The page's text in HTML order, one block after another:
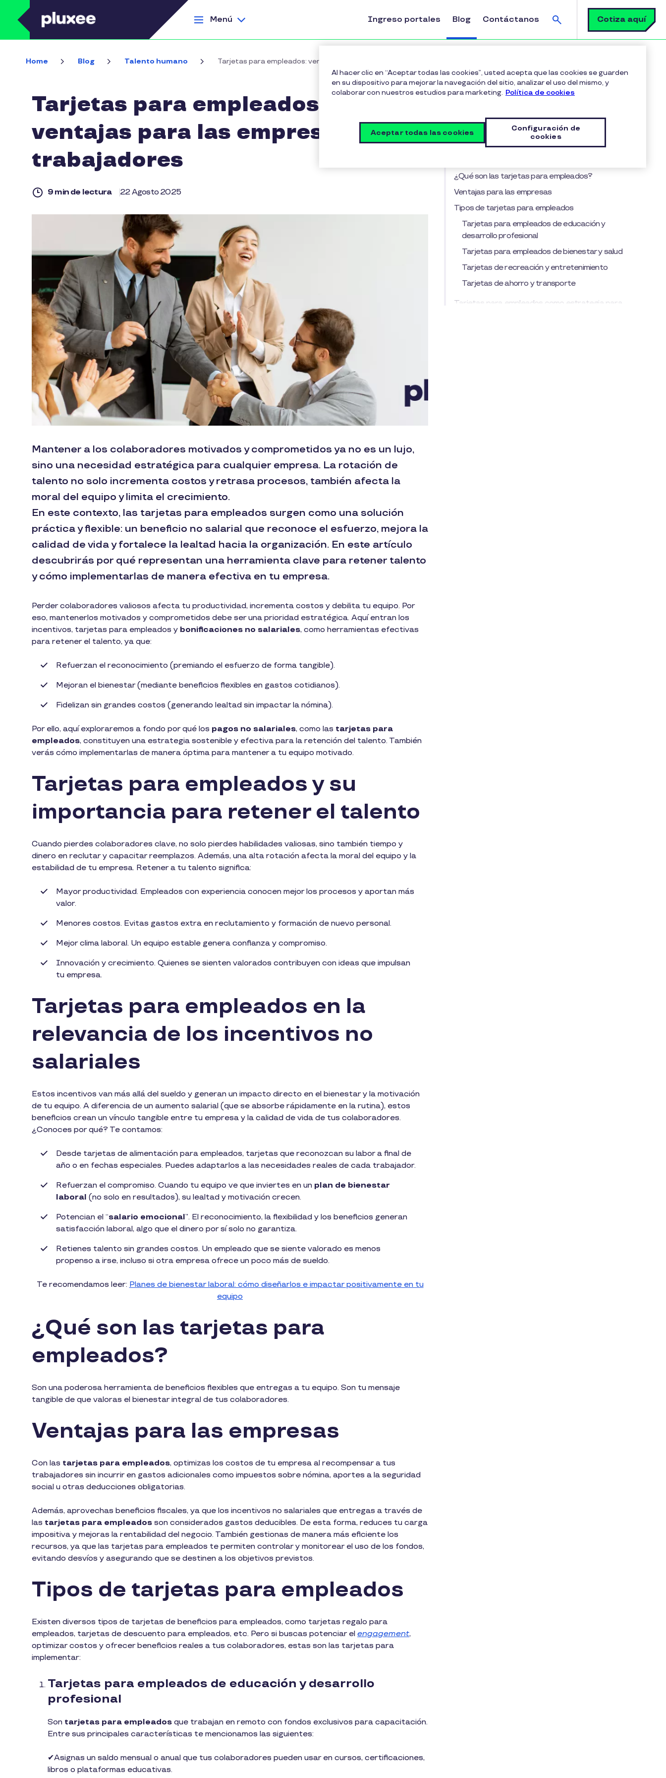
Pasar al contenido principal
Menú
Ingreso portales Blog Contáctanos
Buscar
Cotiza aquí
Home Blog Talento humano Tarjetas para empleados: ventajas para las empresas y trabajadores
Tarjetas para empleados:
ventajas para las empresas y
trabajadores
9 min de lectura 22 Agosto 2025
Mantener a los colaboradores motivados y comprometidos ya no es un lujo,
sino una necesidad estratégica para cualquier empresa. La rotación de
talento no solo incrementa costos y retrasa procesos, también afecta la
moral del equipo y limita el crecimiento.
En este contexto, las tarjetas para empleados surgen como una solución
práctica y flexible: un beneficio no salarial que reconoce el esfuerzo, mejora la
calidad de vida y fortalece la lealtad hacia la organización. En este artículo
descubrirás por qué representan una herramienta clave para retener talento
y cómo implementarlas de manera efectiva en tu empresa.
Perder colaboradores valiosos afecta tu productividad, incrementa costos y debilita tu equipo. Por
eso, mantenerlos motivados y comprometidos debe ser una prioridad estratégica. Aquí entran los
incentivos, tarjetas para empleados y bonificaciones no salariales, como herramientas efectivas
para retener el talento, ya que:
Refuerzan el reconocimiento (premiando el esfuerzo de forma tangible).
Mejoran el bienestar (mediante beneficios flexibles en gastos cotidianos).
Fidelizan sin grandes costos (generando lealtad sin impactar la nómina).
Por ello, aquí exploraremos a fondo por qué los pagos no salariales, como las tarjetas para
empleados, constituyen una estrategia sostenible y efectiva para la retención del talento. También
verás cómo implementarlas de manera óptima para mantener a tu equipo motivado.
Tarjetas para empleados y su
importancia para retener el talento
Cuando pierdes colaboradores clave, no solo pierdes habilidades valiosas, sino también tiempo y
dinero en reclutar y capacitar reemplazos. Además, una alta rotación afecta la moral del equipo y la
estabilidad de tu empresa. Retener a tu talento significa:
Mayor productividad. Empleados con experiencia conocen mejor los procesos y aportan más
valor.
Menores costos. Evitas gastos extra en reclutamiento y formación de nuevo personal.
Mejor clima laboral. Un equipo estable genera confianza y compromiso.
Innovación y crecimiento. Quienes se sienten valorados contribuyen con ideas que impulsan
tu empresa.
Tarjetas para empleados en la
relevancia de los incentivos no
salariales
Estos incentivos van más allá del sueldo y generan un impacto directo en el bienestar y la motivación
de tu equipo. A diferencia de un aumento salarial (que se absorbe rápidamente en la rutina), estos
beneficios crean un vínculo tangible entre tu empresa y la calidad de vida de tus colaboradores.
¿Conoces por qué? Te contamos:
Desde tarjetas de alimentación para empleados, tarjetas que reconozcan su labor a final de
año o en fechas especiales. Puedes adaptarlos a las necesidades reales de cada trabajador.
Refuerzan el compromiso. Cuando tu equipo ve que inviertes en un plan de bienestar
laboral (no solo en resultados), su lealtad y motivación crecen.
Potencian el “salario emocional”. El reconocimiento, la flexibilidad y los beneficios generan
satisfacción laboral, algo que el dinero por sí solo no garantiza.
Retienes talento sin grandes costos. Un empleado que se siente valorado es menos
propenso a irse, incluso si otra empresa ofrece un poco más de sueldo.
Te recomendamos leer: Planes de bienestar laboral: cómo diseñarlos e impactar positivamente en tu
equipo
¿Qué son las tarjetas para
empleados?
Son una poderosa herramienta de beneficios flexibles que entregas a tu equipo. Son tu mensaje
tangible de que valoras el bienestar integral de tus colaboradores.
Ventajas para las empresas
Con las tarjetas para empleados, optimizas los costos de tu empresa al recompensar a tus
trabajadores sin incurrir en gastos adicionales como impuestos sobre nómina, aportes a la seguridad
social u otras deducciones obligatorias.
Además, aprovechas beneficios fiscales, ya que los incentivos no salariales que entregas a través de
las tarjetas para empleados son considerados gastos deducibles. De esta forma, reduces tu carga
impositiva y mejoras la rentabilidad del negocio. También gestionas de manera más eficiente los
recursos, ya que las tarjetas para empleados te permiten controlar y monitorear el uso de los fondos,
evitando desvíos y asegurando que se destinen a los objetivos previstos.
Tipos de tarjetas para empleados
Existen diversos tipos de tarjetas de beneficios para empleados, como tarjetas regalo para
empleados, tarjetas de descuento para empleados, etc. Pero si buscas potenciar el engagement,
optimizar costos y ofrecer beneficios reales a tus colaboradores, estas son las tarjetas para
implementar:
Tarjetas para empleados de educación y desarrollo
profesional
Son tarjetas para empleados que trabajan en remoto con fondos exclusivos para capacitación.
Entre sus principales características te mencionamos las siguientes:
✔︎Asignas un saldo mensual o anual que tus colaboradores pueden usar en cursos, certificaciones,
libros o plataformas educativas.
Tabla de contenido
Tarjetas para empleados y su importancia
para retener el talento
Tarjetas para empleados en la relevancia de los
¿Qué son las tarjetas para empleados?
Ventajas para las empresas
Tipos de tarjetas para empleados
Tarjetas para empleados de educación y
desarrollo profesional
Tarjetas para empleados de bienestar y salud
Tarjetas de recreación y entretenimiento
Tarjetas de ahorro y transporte
Tarjetas para empleados como estrategia para
Al hacer clic en “Aceptar todas las cookies”, usted acepta que las cookies se guarden
en su dispositivo para mejorar la navegación del sitio, analizar el uso del mismo, y
colaborar con nuestros estudios para marketing. Política de cookies
Configuración de
cookies
Aceptar todas las cookies